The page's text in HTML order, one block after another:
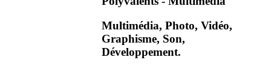
Multimédia, Photo, Vidéo,
Graphisme, Son,
Développement.